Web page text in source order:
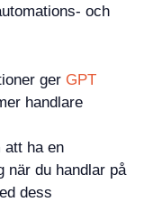
och
ger GPT
handlare
att ha en
när du handlar på
dess